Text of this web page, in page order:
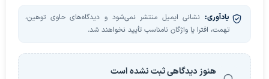
یادآوری: نشانی ایمیل منتشر نمی‌شود و دیدگاه‌های حاوی توهین،
تهمت، افترا یا واژگان نامناسب تأیید نخواهند شد.
هنوز دیدگاهی ثبت نشده است